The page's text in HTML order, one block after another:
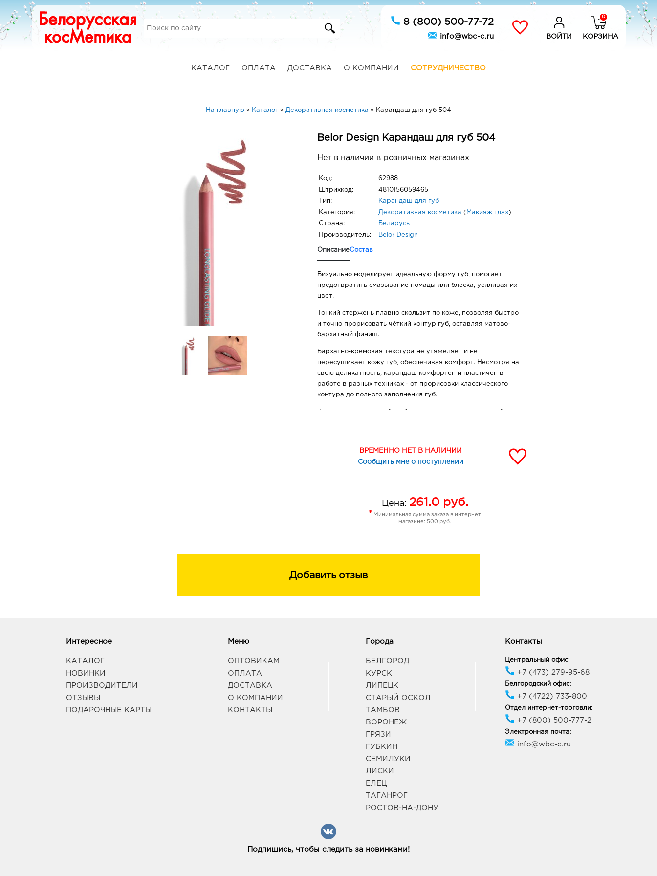
8 (800) 500-77-72
info@wbc-c.ru ВОЙТИ
0
КОРЗИНА
КАТАЛОГ ОПЛАТА ДОСТАВКА О КОМПАНИИ СОТРУДНИЧЕСТВО
На главную » Каталог » Декоративная косметика » Карандаш для губ 504
Belor Design Карандаш для губ 504
Нет в наличии в розничных магазинах
Код: 62988
Штрихкод: 4810156059465
Тип: Карандаш для губ
Категория: Декоративная косметика ( Макияж глаз )
Страна: Беларусь
Производитель: Belor Design
ОписаниеСостав
Визуально моделирует идеальную форму губ, помогает
предотвратить смазывание помады или блеска, усиливая их
цвет.
Тонкий стержень плавно скользит по коже, позволяя быстро
и точно прорисовать чёткий контур губ, оставляя матово-
бархатный финиш.
Бархатно-кремовая текстура не утяжеляет и не
пересушивает кожу губ, обеспечивая комфорт. Несмотря на
свою деликатность, карандаш комфортен и пластичен в
работе в разных техниках - от прорисовки классического
контура до полного заполнения губ.
Высокая пигментация придает насыщенный цвет линиям в
один слой, не теряя интенсивности.
использования. Подходит для любых точилок. Герметичный
ВРЕМЕННО НЕТ В НАЛИЧИИ
Сообщить мне о поступлении
Цена: 261.0руб.
* Минимальная сумма заказа в интернет
магазине: 500 руб.
Добавить отзыв
Интересное
КАТАЛОГ
НОВИНКИ
ПРОИЗВОДИТЕЛИ
ОТЗЫВЫ
ПОДАРОЧНЫЕ КАРТЫ
Меню
ОПТОВИКАМ
ОПЛАТА
ДОСТАВКА
О КОМПАНИИ
КОНТАКТЫ
Города
БЕЛГОРОД
КУРСК
ЛИПЕЦК
СТАРЫЙ ОСКОЛ
ТАМБОВ
ВОРОНЕЖ
ГРЯЗИ
ГУБКИН
СЕМИЛУКИ
ЛИСКИ
ЕЛЕЦ
ТАГАНРОГ
РОСТОВ-НА-ДОНУ
Контакты
Центральный офис:
+7 (473) 279-95-68
Белгородский офис:
+7 (4722) 733-800
Отдел интернет-торговли:
+7 (800) 500-777-2
Электронная почта:
info@wbc-c.ru
Подпишись, чтобы следить за новинками!